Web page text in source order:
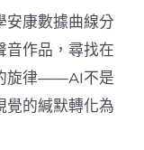
報
價
長
卷
表
態
安康數據曲線分
音作品，尋找在
旋律——AI不是
覺的緘默轉化為